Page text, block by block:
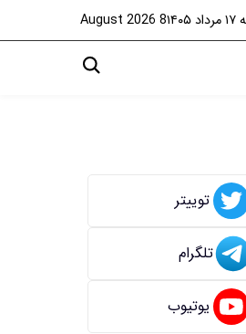
8 August 2026
توییتر
تلگرام
یوتیوب